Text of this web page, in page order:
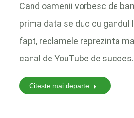
Cand oamenii vorbesc de
prima data se duc cu gandul
fapt, reclamele reprezinta
canal de YouTube de succes.
Citeste mai departe